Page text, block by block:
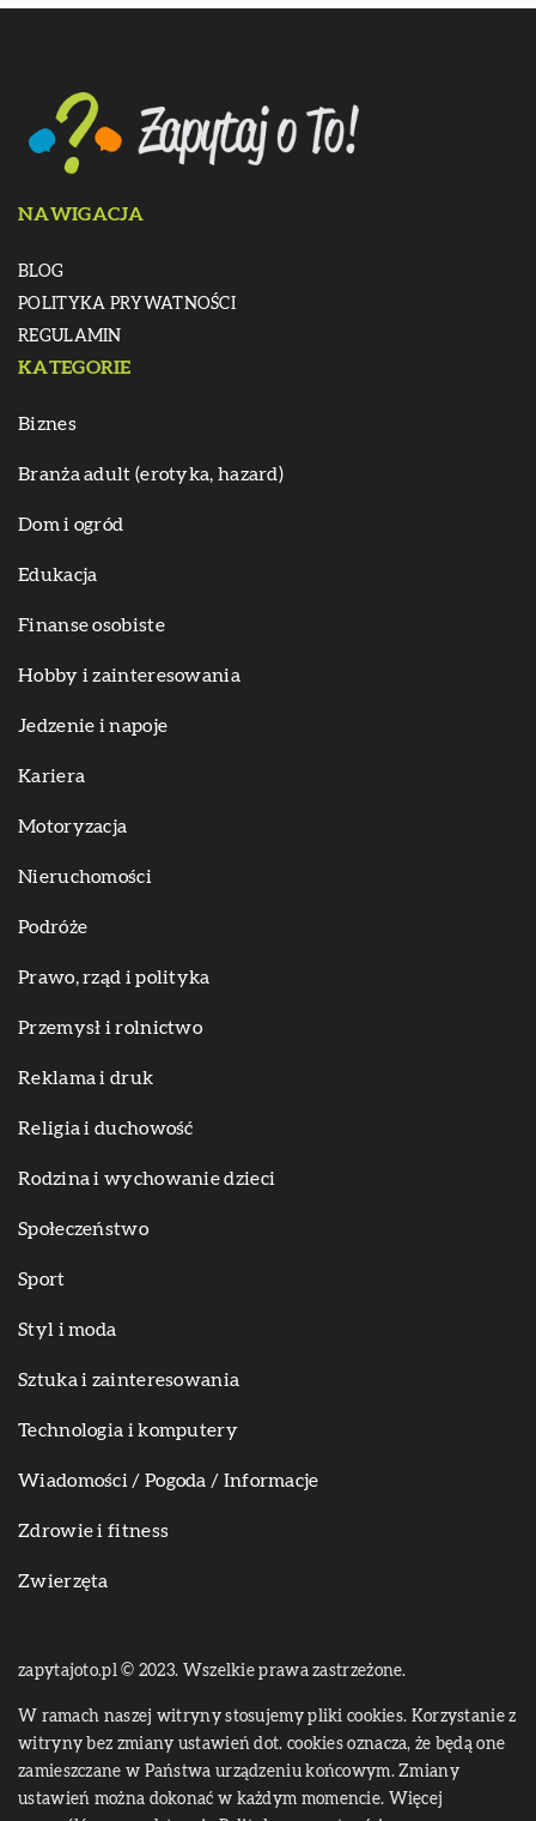
NAWIGACJA
BLOG
POLITYKA PRYWATNOŚCI
REGULAMIN
KATEGORIE
Biznes
Branża adult (erotyka, hazard)
Dom i ogród
Edukacja
Finanse osobiste
Hobby i zainteresowania
Jedzenie i napoje
Kariera
Motoryzacja
Nieruchomości
Podróże
Prawo, rząd i polityka
Przemysł i rolnictwo
Reklama i druk
Religia i duchowość
Rodzina i wychowanie dzieci
Społeczeństwo
Sport
Styl i moda
Sztuka i zainteresowania
Technologia i komputery
Wiadomości / Pogoda / Informacje
Zdrowie i fitness
Zwierzęta
zapytajoto.pl © 2023. Wszelkie prawa zastrzeżone.
W ramach naszej witryny stosujemy pliki cookies. Korzystanie z
witryny bez zmiany ustawień dot. cookies oznacza, że będą one
zamieszczane w Państwa urządzeniu końcowym. Zmiany
ustawień można dokonać w każdym momencie. Więcej